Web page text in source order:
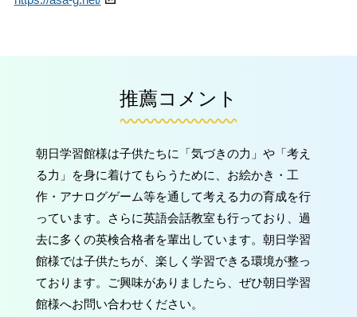
推薦コメント
朝日学習館様は子供たちに「気づきの力」や「考え
る力」を身に着けてもらうために、お絵かき・工
作・アナログゲーム等を通して考える力の育成を行
っています。さらに英語会話教室も行っており、過
去に多くの英検合格者を輩出しています。朝日学習
館様では子供たちが、楽しく学習できる環境が整っ
ております。ご興味がありましたら、ぜひ朝日学習
館様へお問い合わせください。